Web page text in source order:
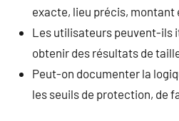
exacte, lieu précis, montant
Les utilisateurs peuvent-ils
obtenir des résultats de taille
Peut-on documenter la
les seuils de protection, de